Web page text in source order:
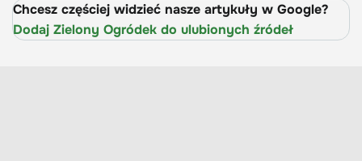
Chcesz częściej widzieć nasze artykuły w Google?
Dodaj Zielony Ogródek do ulubionych źródeł